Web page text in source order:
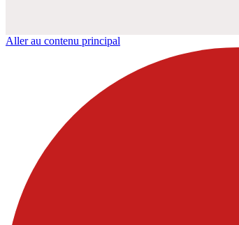
Aller au contenu principal